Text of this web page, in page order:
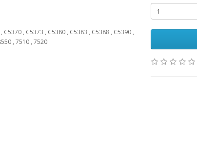
, C5373 , C5380 , C5383 , C5388 , C5390 ,
, 7510 , 7520